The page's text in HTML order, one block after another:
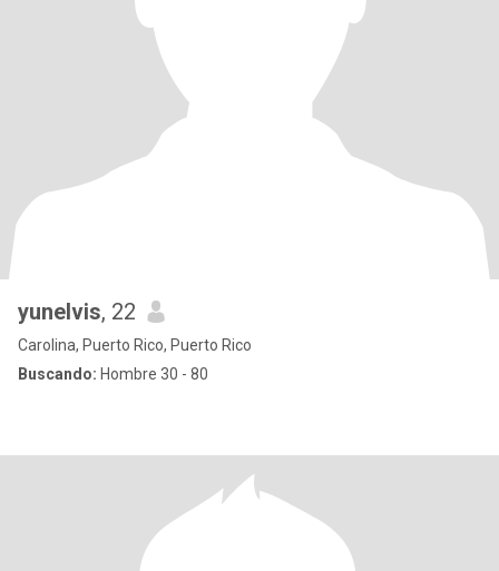
yunelvis, 22
Carolina, Puerto Rico, Puerto Rico
Buscando: Hombre 30 - 80